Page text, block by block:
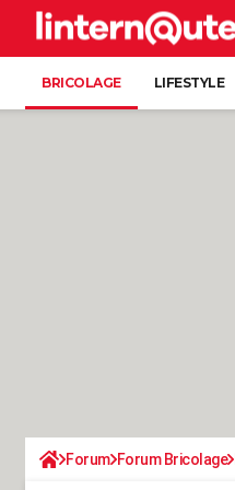
BRICOLAGE LIFESTYLE
Forum Forum Bricolage